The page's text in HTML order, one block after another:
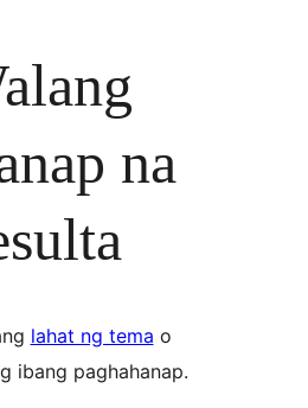
na
lahat ng tema o
ibang paghahanap.